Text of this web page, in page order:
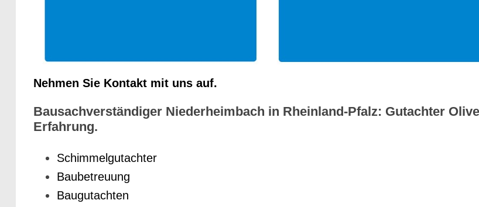
Nehmen Sie Kontakt mit uns auf.
Bausachverständiger Niederheimbach in Rheinland-Pfalz: Gutachter
Erfahrung.
Schimmelgutachter
Baubetreuung
Baugutachten